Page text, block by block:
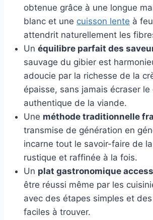
obtenue grâce à une longue
blanc et une cuisson lente à
attendrit naturellement les
Un équilibre parfait des
sauvage du gibier est
adoucie par la richesse de la
épaisse, sans jamais écraser le
authentique de la viande.
Une méthode traditionnelle
transmise de génération en
incarne tout le savoir-faire de
rustique et raffinée à la fois.
Un plat gastronomique
être réussi même par les
avec des étapes simples et
faciles à trouver.